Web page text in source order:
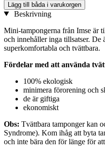
Lägg till båda i varukorgen
Beskrivning
Mini-tampongerna från Imse är
och innehåller inga tillsatser.
superkomfortabla och tvättbara.
Fördelar med att använda
100% ekologisk
minimera förorening och
de är giftiga
ekonomiskt
Obs: Tvättbara tamponger kan
Syndrome). Kom ihåg att byta
och inte bära den för länge för